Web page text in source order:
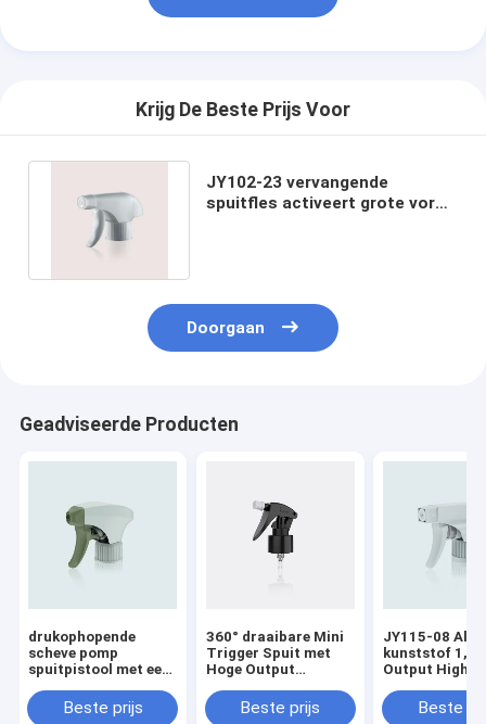
Krijg De Beste Prijs Voor
JY102-23 vervangende
spuitfles activeert grote vorm
Doorgaan
Geadviseerde Producten
drukophopende
scheve pomp
spuitpistool met een
kracht JY118
Beste prijs
360° draaibare Mini
Trigger Spuit met
Hoge Output
Beste prijs
JY115-08 Alle
kunststof
Output High
omgeven voor
huishoudelijke
Beste